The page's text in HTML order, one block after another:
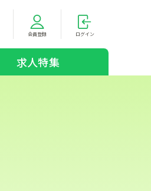
会員登録 ログイン
求人特集